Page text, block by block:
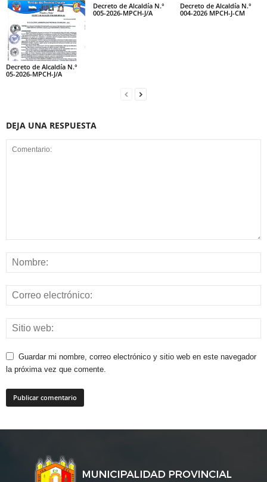
Decreto de Alcaldía N.°
05-2026-MPCH-J/A
Decreto de Alcaldía N.°
005-2026-MPCH-J/A
Decreto de Alcaldía N.°
004-2026 MPCH-J-CM
DEJA UNA RESPUESTA
Guardar mi nombre, correo electrónico y sitio web en este navegador
la próxima vez que comente.